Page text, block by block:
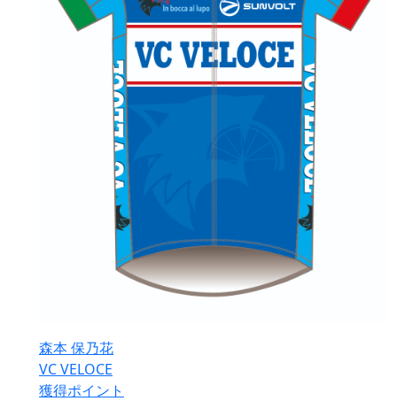
森本 保乃花
VC VELOCE
獲得ポイント